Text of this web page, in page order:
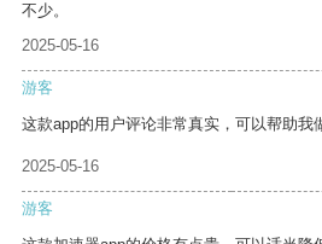
不少。
2025-05-16
游客
这款app的用户评论非常真实，可以帮助我
2025-05-16
游客